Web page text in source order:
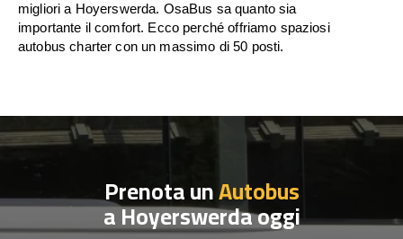
migliori a Hoyerswerda. OsaBus sa quanto sia
importante il comfort. Ecco perché offriamo spaziosi
autobus charter con un massimo di 50 posti.
Prenota unAutobus
a Hoyerswerda oggi